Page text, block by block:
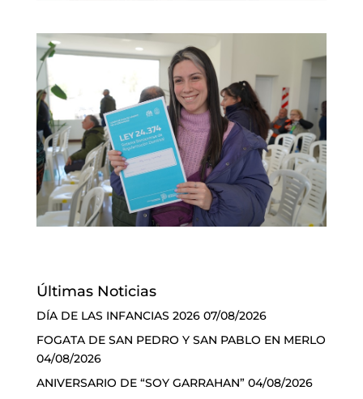
Últimas Noticias
DÍA DE LAS INFANCIAS 2026 07/08/2026
FOGATA DE SAN PEDRO Y SAN PABLO EN MERLO
04/08/2026
ANIVERSARIO DE “SOY GARRAHAN” 04/08/2026